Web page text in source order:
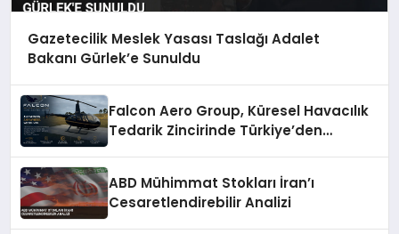
Gazetecilik Meslek Yasası Taslağı Adalet
Bakanı Gürlek’e Sunuldu
Falcon Aero Group, Küresel Havacılık
Tedarik Zincirinde Türkiye’den
ABD Mühimmat Stokları İran’ı
Cesaretlendirebilir Analizi